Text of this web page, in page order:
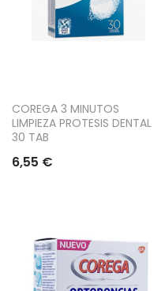
COREGA 3 MINUTOS
LIMPIEZA PROTESIS DENTAL
30 TAB
6,55 €